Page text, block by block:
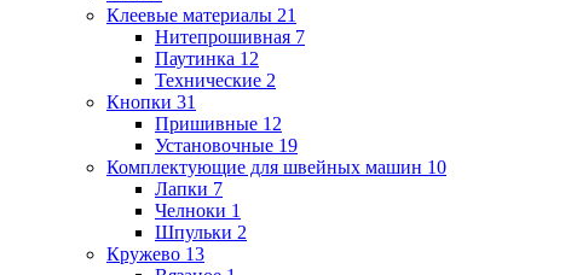
Клеевые материалы 21
Нитепрошивная 7
Паутинка 12
Технические 2
Кнопки 31
Пришивные 12
Установочные 19
Комплектующие для швейных машин 10
Лапки 7
Челноки 1
Шпульки 2
Кружево 13